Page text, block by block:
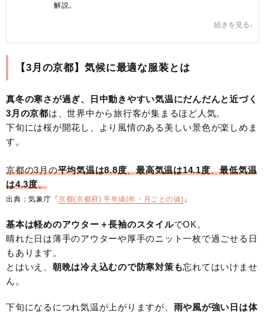
解説。
女性が自分らしくおしゃれを楽しめる服選びを提案してい
る。
▶ブログ「nattune」
ryo プロフィールへ
続きを見る
【3月の京都】気候に最適な服装とは
真冬の寒さが過ぎ、日中動きやすい気温にだんだんと近づく
3月の京都は、世界中から旅行客が集まるほど人気。
下旬には桜が開花し、より風情のある美しい景色が楽しめま
す。
京都の3月の平均気温は8.8度、最高気温は14.1度、最低気温
は4.3度。
出典：気象庁「京都(京都府) 平年値(年・月ごとの値) 」
基本は軽めのアウター＋長袖のスタイルでOK。
晴れた日は薄手のアウターや厚手のニット一枚で過ごせる日
もあります。
とはいえ、 朝晩は冷え込むので防寒対策も忘れてはいけませ
ん。
下旬になるにつれ気温が上がりますが、 雨や風が強い日は体